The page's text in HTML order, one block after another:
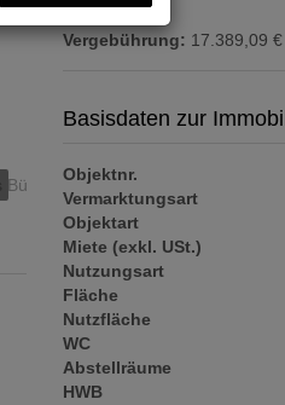
Vergebührung: 17.389,09 €
Basisdaten zur
Objektnr.
Vermarktungsart
Objektart
Miete (exkl. USt.)
Nutzungsart
Fläche
Nutzfläche
WC
Abstellräume
HWB